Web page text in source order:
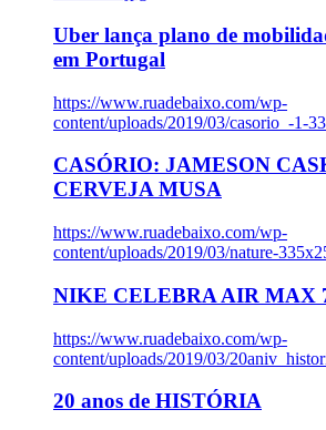
Uber lança plano de
em Portugal
https://www.ruadebaixo.com/wp-
content/uploads/2019/03/casorio_-1-
CASÓRIO: JAMESON
CERVEJA MUSA
https://www.ruadebaixo.com/wp-
content/uploads/2019/03/nature-
NIKE CELEBRA AIR MAX
https://www.ruadebaixo.com/wp-
content/uploads/2019/03/
20 anos de HISTÓRIA